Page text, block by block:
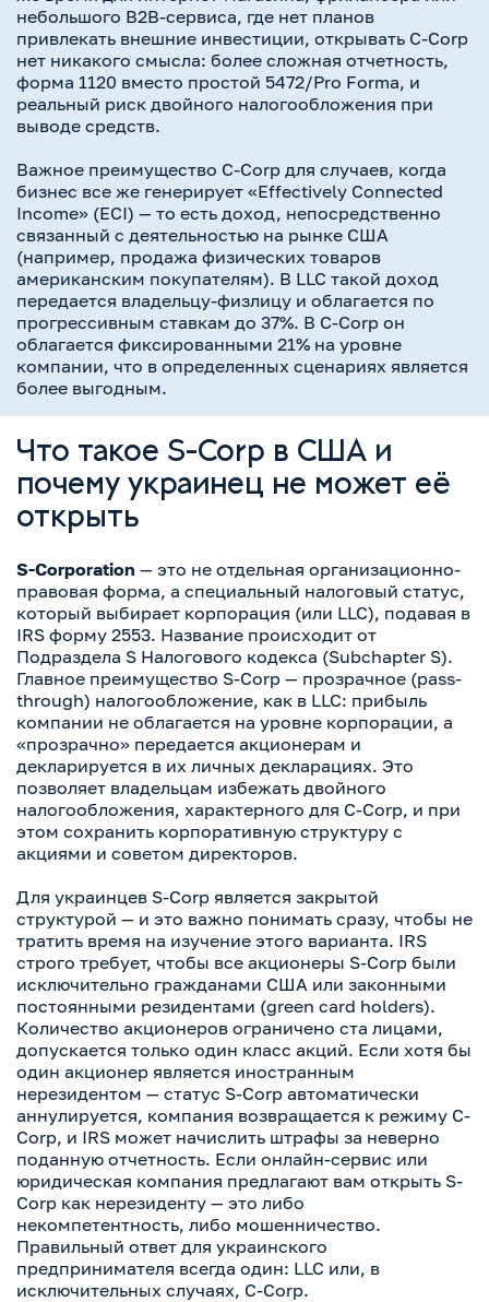
небольшого B2B-сервиса, где нет планов
привлекать внешние инвестиции, открывать C-Corp
нет никакого смысла: более сложная отчетность,
форма 1120 вместо простой 5472/Pro Forma, и
реальный риск двойного налогообложения при
выводе средств.
Важное преимущество C-Corp для случаев, когда
бизнес все же генерирует «Effectively Connected
Income» (ECI) — то есть доход, непосредственно
связанный с деятельностью на рынке США
(например, продажа физических товаров
американским покупателям). В LLC такой доход
передается владельцу-физлицу и облагается по
прогрессивным ставкам до 37%. В C-Corp он
облагается фиксированными 21% на уровне
компании, что в определенных сценариях является
более выгодным.
Что такое S-Corp в США и
почему украинец не может её
открыть
S-Corporation — это не отдельная организационно-
правовая форма, а специальный налоговый статус,
который выбирает корпорация (или LLC), подавая в
IRS форму 2553. Название происходит от
Подраздела S Налогового кодекса (Subchapter S).
Главное преимущество S-Corp — прозрачное (pass-
through) налогообложение, как в LLC: прибыль
компании не облагается на уровне корпорации, а
«прозрачно» передается акционерам и
декларируется в их личных декларациях. Это
позволяет владельцам избежать двойного
налогообложения, характерного для C-Corp, и при
этом сохранить корпоративную структуру с
акциями и советом директоров.
Для украинцев S-Corp является закрытой
структурой — и это важно понимать сразу, чтобы не
тратить время на изучение этого варианта. IRS
строго требует, чтобы все акционеры S-Corp были
исключительно гражданами США или законными
постоянными резидентами (green card holders).
Количество акционеров ограничено ста лицами,
допускается только один класс акций. Если хотя бы
один акционер является иностранным
нерезидентом — статус S-Corp автоматически
аннулируется, компания возвращается к режиму C-
Corp, и IRS может начислить штрафы за неверно
поданную отчетность. Если онлайн-сервис или
юридическая компания предлагают вам открыть S-
Corp как нерезиденту — это либо
некомпетентность, либо мошенничество.
Правильный ответ для украинского
предпринимателя всегда один: LLC или, в
исключительных случаях, C-Corp.